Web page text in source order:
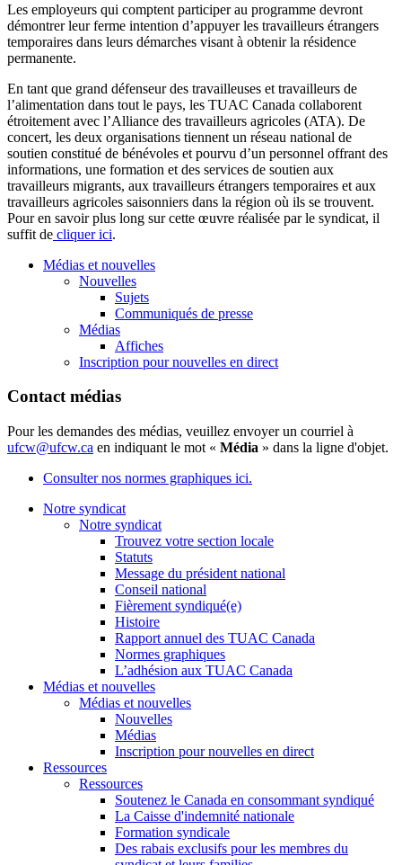
Les employeurs qui comptent participer au programme devront
démontrer leur ferme intention d’appuyer les travailleurs étrangers
temporaires dans leurs démarches visant à obtenir la résidence
permanente.
En tant que grand défenseur des travailleuses et travailleurs de
l’alimentation dans tout le pays, les TUAC Canada collaborent
étroitement avec l’Alliance des travailleurs agricoles (ATA). De
concert, les deux organisations tiennent un réseau national de
soutien constitué de bénévoles et pourvu d’un personnel offrant des
informations, une formation et des services de soutien aux
travailleurs migrants, aux travailleurs étrangers temporaires et aux
travailleurs agricoles saisonniers dans la région où ils se trouvent.
Pour en savoir plus long sur cette œuvre réalisée par le syndicat, il
suffit de cliquer ici.
Médias et nouvelles
Nouvelles
Sujets
Communiqués de presse
Médias
Affiches
Inscription pour nouvelles en direct
Contact médias
Pour les demandes des médias, veuillez envoyer un courriel à
ufcw@ufcw.ca en indiquant le mot « Média » dans la ligne d'objet.
Consulter nos normes graphiques ici.
Notre syndicat
Notre syndicat
Trouvez votre section locale
Statuts
Message du président national
Conseil national
Fièrement syndiqué(e)
Histoire
Rapport annuel des TUAC Canada
Normes graphiques
L’adhésion aux TUAC Canada
Médias et nouvelles
Médias et nouvelles
Nouvelles
Médias
Inscription pour nouvelles en direct
Ressources
Ressources
Soutenez le Canada en consommant syndiqué
La Caisse d'indemnité nationale
Formation syndicale
Des rabais exclusifs pour les membres du